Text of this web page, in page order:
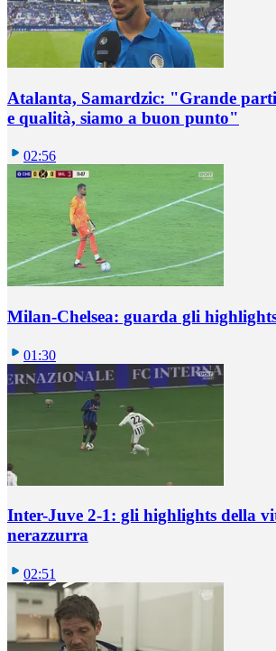
Atalanta, Samardzic: "Grande
e qualità, siamo a buon punto"
02:56
Milan-Chelsea: guarda gli
01:30
Inter-Juve 2-1: gli highlights della
nerazzurra
02:51